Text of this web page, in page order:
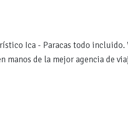
Ica - Paracas todo incluido.
manos de la mejor agencia de